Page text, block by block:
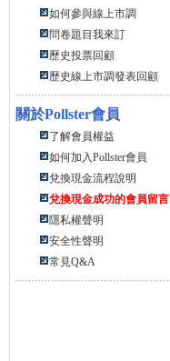
如何參與線上市調
問卷題目我來訂
歷史投票回顧
歷史線上市調發表回顧
關於Pollster會員
了解會員權益
如何加入Pollster會員
兌換現金流程說明
兌換現金成功的會員留言
隱私權聲明
安全性聲明
常見Q&A